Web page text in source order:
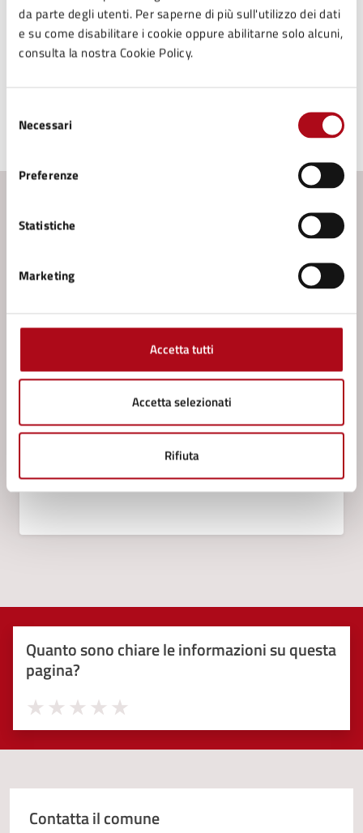
da parte degli utenti. Per saperne di più sull'utilizzo dei dati
e su come disabilitare i cookie oppure abilitarne solo alcuni,
consulta la nostra Cookie Policy.
delNecessari
Preferenze
Statistiche
Marketing
Accetta tutti
Accetta selezionati
Rifiuta
Assistente Sociale - Area Anziani
Buccelli Sofia
Assistente Sociale - Area Adulti con disabilità
architettoniche negli edifici privati
Quanto sono chiare le informazioni su questa
pagina?
Valuta 5 stelle su 5
Valuta 4 stelle su 5
Valuta 3 stelle su 5
Valuta 2 stelle su 5
Valuta 1 stelle su 5
Contatta il comune